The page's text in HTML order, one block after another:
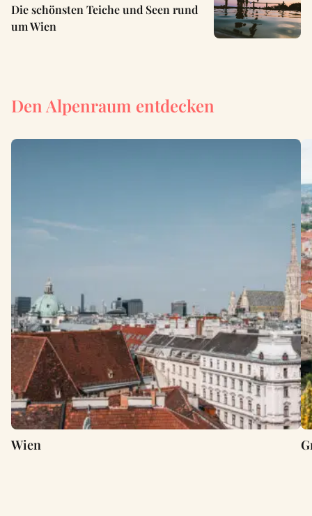
Die schönsten Teiche und Seen rund
um Wien
Den Alpenraum entdecken
Wien